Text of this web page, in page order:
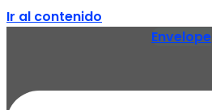
Ir al contenido
Envelope